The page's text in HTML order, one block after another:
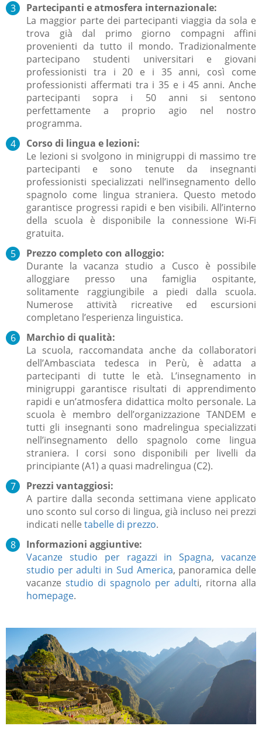
Partecipanti e atmosfera internazionale:
La maggior parte dei partecipanti viaggia da sola e
trova già dal primo giorno compagni affini
provenienti da tutto il mondo. Tradizionalmente
partecipano studenti universitari e giovani
professionisti tra i 20 e i 35 anni, così come
professionisti affermati tra i 35 e i 45 anni. Anche
partecipanti sopra i 50 anni si sentono
perfettamente a proprio agio nel nostro
programma.
Corso di lingua e lezioni:
Le lezioni si svolgono in minigruppi di massimo tre
partecipanti e sono tenute da insegnanti
professionisti specializzati nell’insegnamento dello
spagnolo come lingua straniera. Questo metodo
garantisce progressi rapidi e ben visibili. All’interno
della scuola è disponibile la connessione Wi-Fi
gratuita.
Prezzo completo con alloggio:
Durante la vacanza studio a Cusco è possibile
alloggiare presso una famiglia ospitante,
solitamente raggiungibile a piedi dalla scuola.
Numerose attività ricreative ed escursioni
completano l’esperienza linguistica.
Marchio di qualità:
La scuola, raccomandata anche da collaboratori
dell’Ambasciata tedesca in Perù, è adatta a
partecipanti di tutte le età. L’insegnamento in
minigruppi garantisce risultati di apprendimento
rapidi e un’atmosfera didattica molto personale. La
scuola è membro dell’organizzazione TANDEM e
tutti gli insegnanti sono madrelingua specializzati
nell’insegnamento dello spagnolo come lingua
straniera. I corsi sono disponibili per livelli da
principiante (A1) a quasi madrelingua (C2).
Prezzi vantaggiosi:
A partire dalla seconda settimana viene applicato
uno sconto sul corso di lingua, già incluso nei prezzi
indicati nelle tabelle di prezzo.
Informazioni aggiuntive:
Vacanze studio per ragazzi in Spagna,vacanze
studio per adulti in Sud America, panoramica delle
vacanze studio di spagnolo per adulti, ritorna alla
homepage.